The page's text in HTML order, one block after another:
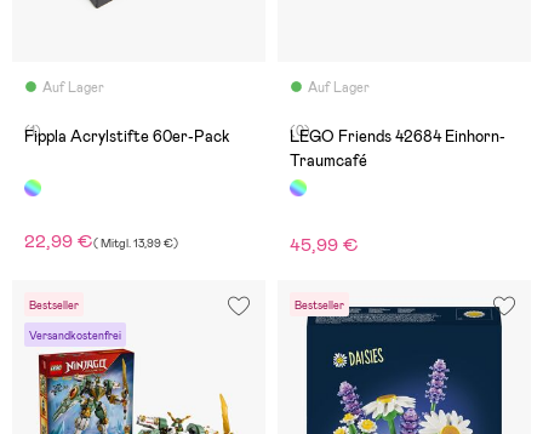
Auf Lager
(1)
Fippla Acrylstifte 60er-Pack
22,99 €(Mitgl.13,99 €)
Auf Lager
(0)
LEGO Friends 42684 Einhorn-
Traumcafé
45,99 €
Bestseller
Versandkostenfrei
Bestseller